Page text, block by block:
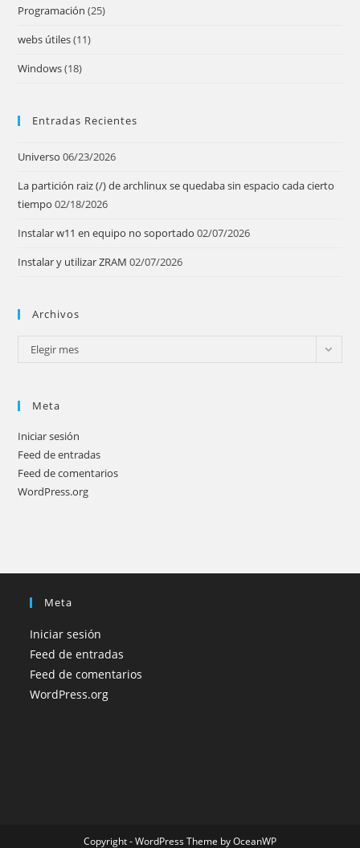
Programación (25)
webs útiles(11)
Windows(18)
Entradas Recientes
Universo 06/23/2026
La partición raiz (/) de archlinux se quedaba sin espacio cada cierto
tiempo 02/18/2026
Instalar w11 en equipo no soportado 02/07/2026
Instalar y utilizar ZRAM 02/07/2026
Archivos
Archivos
Elegir mes
Meta
Iniciar sesión
Feed de entradas
Feed de comentarios
WordPress.org
Meta
Iniciar sesión
Feed de entradas
Feed de comentarios
WordPress.org
Copyright - WordPress Theme by OceanWP